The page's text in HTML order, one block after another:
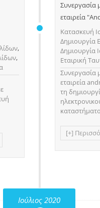
,
,
Συνεργασία
εταιρεία
Κατασκευή
Δημιουργία
Δημιουργία
Εταιρική
Συνεργασία
εταιρεία
τη
[+]
Ιούλιος 2020